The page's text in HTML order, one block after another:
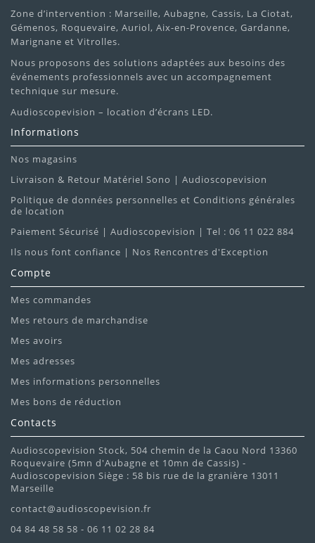
Zone d’intervention : Marseille, Aubagne, Cassis, La Ciotat,
Gémenos, Roquevaire, Auriol, Aix-en-Provence, Gardanne,
Marignane et Vitrolles.
Nous proposons des solutions adaptées aux besoins des
événements professionnels avec un accompagnement
technique sur mesure.
Audioscopevision – location d’écrans LED.
Informations
Nos magasins
Livraison & Retour Matériel Sono | Audioscopevision
Politique de données personnelles et Conditions générales
de location
Paiement Sécurisé | Audioscopevision | Tel : 06 11 022 884
Ils nous font confiance | Nos Rencontres d'Exception
Compte
Mes commandes
Mes retours de marchandise
Mes avoirs
Mes adresses
Mes informations personnelles
Mes bons de réduction
Contacts
Audioscopevision Stock, 504 chemin de la Caou Nord 13360
Roquevaire (5mn d'Aubagne et 10mn de Cassis) -
Audioscopevision Siège : 58 bis rue de la granière 13011
Marseille
contact@audioscopevision.fr
04 84 48 58 58 - 06 11 02 28 84